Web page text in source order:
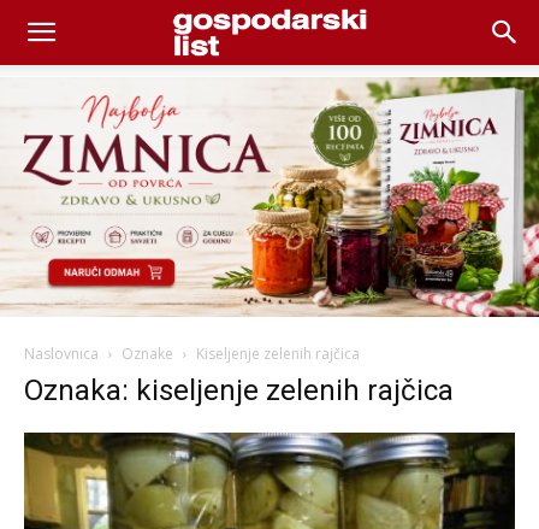
Naslovnica Oznake Kiseljenje zelenih rajčica
Oznaka: kiseljenje zelenih rajčica